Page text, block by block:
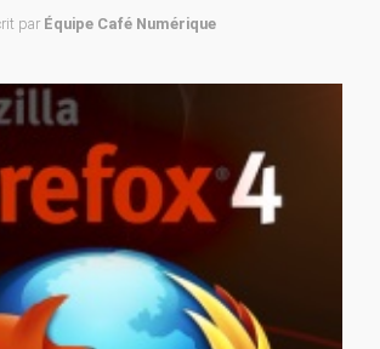
par Équipe Café Numérique